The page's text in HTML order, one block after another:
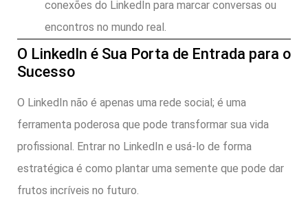
conexões do LinkedIn para marcar conversas ou
encontros no mundo real.
O LinkedIn é Sua Porta de Entrada para o
Sucesso
O LinkedIn não é apenas uma rede social; é uma
ferramenta poderosa que pode transformar sua vida
profissional. Entrar no LinkedIn e usá-lo de forma
estratégica é como plantar uma semente que pode dar
frutos incríveis no futuro.